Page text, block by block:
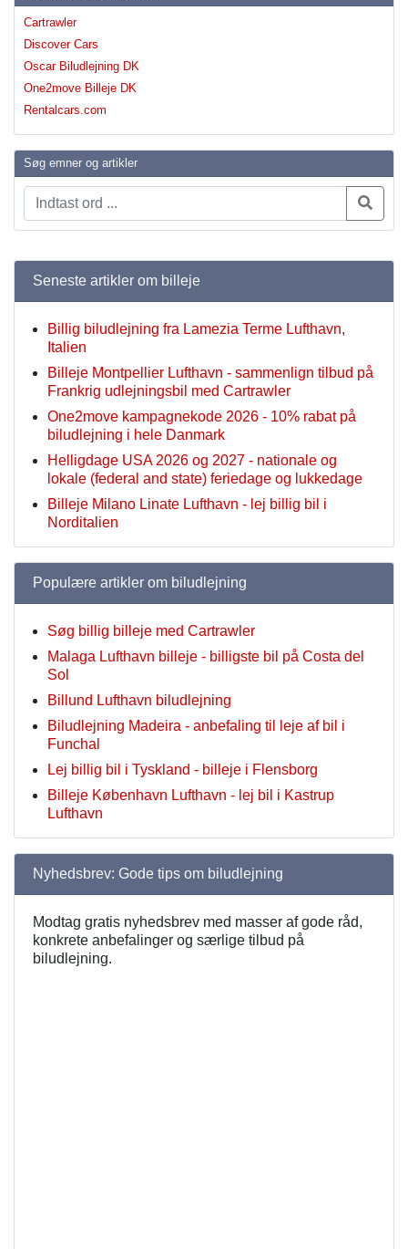
Cartrawler
Discover Cars
Oscar Biludlejning DK
One2move Billeje DK
Rentalcars.com
Søg emner og artikler
Seneste artikler om billeje
Billig biludlejning fra Lamezia Terme Lufthavn,
Italien
Billeje Montpellier Lufthavn - sammenlign tilbud på
Frankrig udlejningsbil med Cartrawler
One2move kampagnekode 2026 - 10% rabat på
biludlejning i hele Danmark
Helligdage USA 2026 og 2027 - nationale og
lokale (federal and state) feriedage og lukkedage
Billeje Milano Linate Lufthavn - lej billig bil i
Norditalien
Populære artikler om biludlejning
Søg billig billeje med Cartrawler
Malaga Lufthavn billeje - billigste bil på Costa del
Sol
Billund Lufthavn biludlejning
Biludlejning Madeira - anbefaling til leje af bil i
Funchal
Lej billig bil i Tyskland - billeje i Flensborg
Billeje København Lufthavn - lej bil i Kastrup
Lufthavn
Nyhedsbrev: Gode tips om biludlejning
Modtag gratis nyhedsbrev med masser af gode råd,
konkrete anbefalinger og særlige tilbud på
biludlejning.